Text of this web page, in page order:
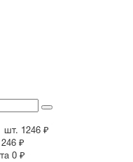
шт.
1246 ₽
1246 ₽
0 ₽